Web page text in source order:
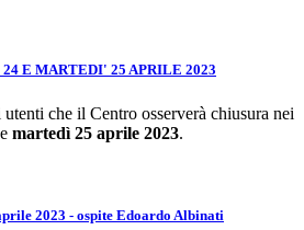
E MARTEDI' 25 APRILE 2023
che il Centro osserverà chiusura nei
e martedì 25 aprile 2023.
2023 - ospite Edoardo Albinati